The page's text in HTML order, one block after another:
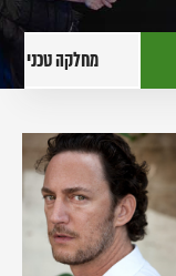
מחלקה טכנית